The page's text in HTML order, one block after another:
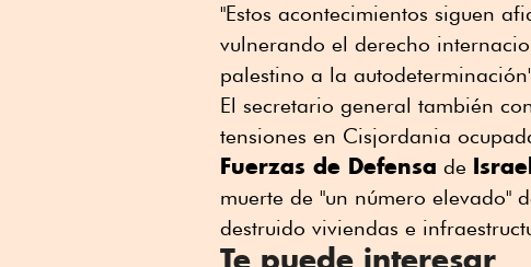
"Estos acontecimientos siguen
vulnerando el derecho
palestino a la
El secretario general también
tensiones en Cisjordania
Fuerzas de Defensa de Israel
muerte de "un número elevado"
destruido viviendas e